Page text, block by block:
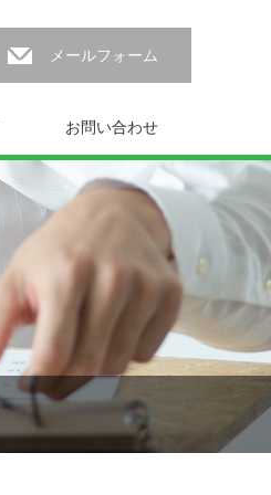
メールフォーム
お問い合わせ